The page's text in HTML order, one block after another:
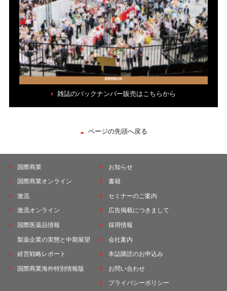
雑誌のバックナンバー販売はこちらから
ページの先頭へ戻る
国際商業
国際商業オンライン
激流
激流オンライン
国際医薬品情報
製薬企業の実態と中期展望
経営戦略レポート
国際商業海外特別情報版
お知らせ
書籍
セミナーのご案内
広告掲載につきまして
採用情報
会社案内
本誌購読のお申込み
お問い合わせ
プライバシーポリシー